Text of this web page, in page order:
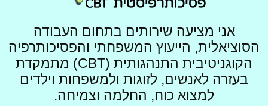
אני מציעה שירותים בתחום העבודה
הסוציאלית, הייעוץ המשפחתי והפסיכותרפיה
הקוגניטיבית התנהגותית (CBT) מתמקדת
בעזרה לאנשים, לזוגות ולמשפחות וילדים
למצוא כוח, החלמה וצמיחה.